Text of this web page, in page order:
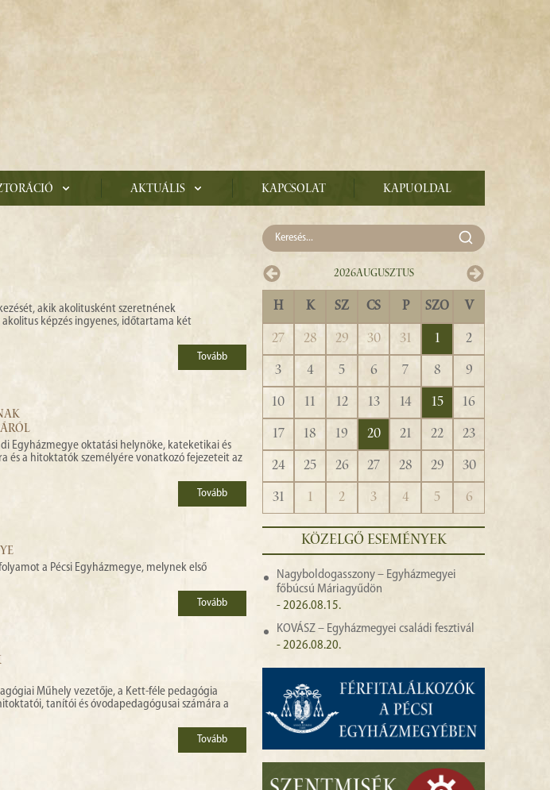
Aktuális Kapcsolat Kapuoldal
akik akolitusként szeretnének
képzés ingyenes, időtartama két
Tovább
Egyházmegye oktatási helynöke, kateketikai és
és a hitoktatók személyére vonatkozó fejezeteit az
Tovább
a Pécsi Egyházmegye, melynek első
Tovább
Műhely vezetője, a Kett-féle pedagógia
tanítói és óvodapedagógusai számára a
Tovább
2026Augusztus
H K SZ CS P SZO V
27 28 29 30 31 1
2
3
4 5 6 7 8
9
10
11 12 13 14 15
16
17
18 19 20 21 22
23
24
25 26 27 28 29
30
31
1 2 3 4 5 6
KÖZELGŐ ESEMÉNYEK
Nagyboldogasszony – Egyházmegyei
főbúcsú Máriagyűdön
- 2026.08.15.
KOVÁSZ – Egyházmegyei családi fesztivál
- 2026.08.20.